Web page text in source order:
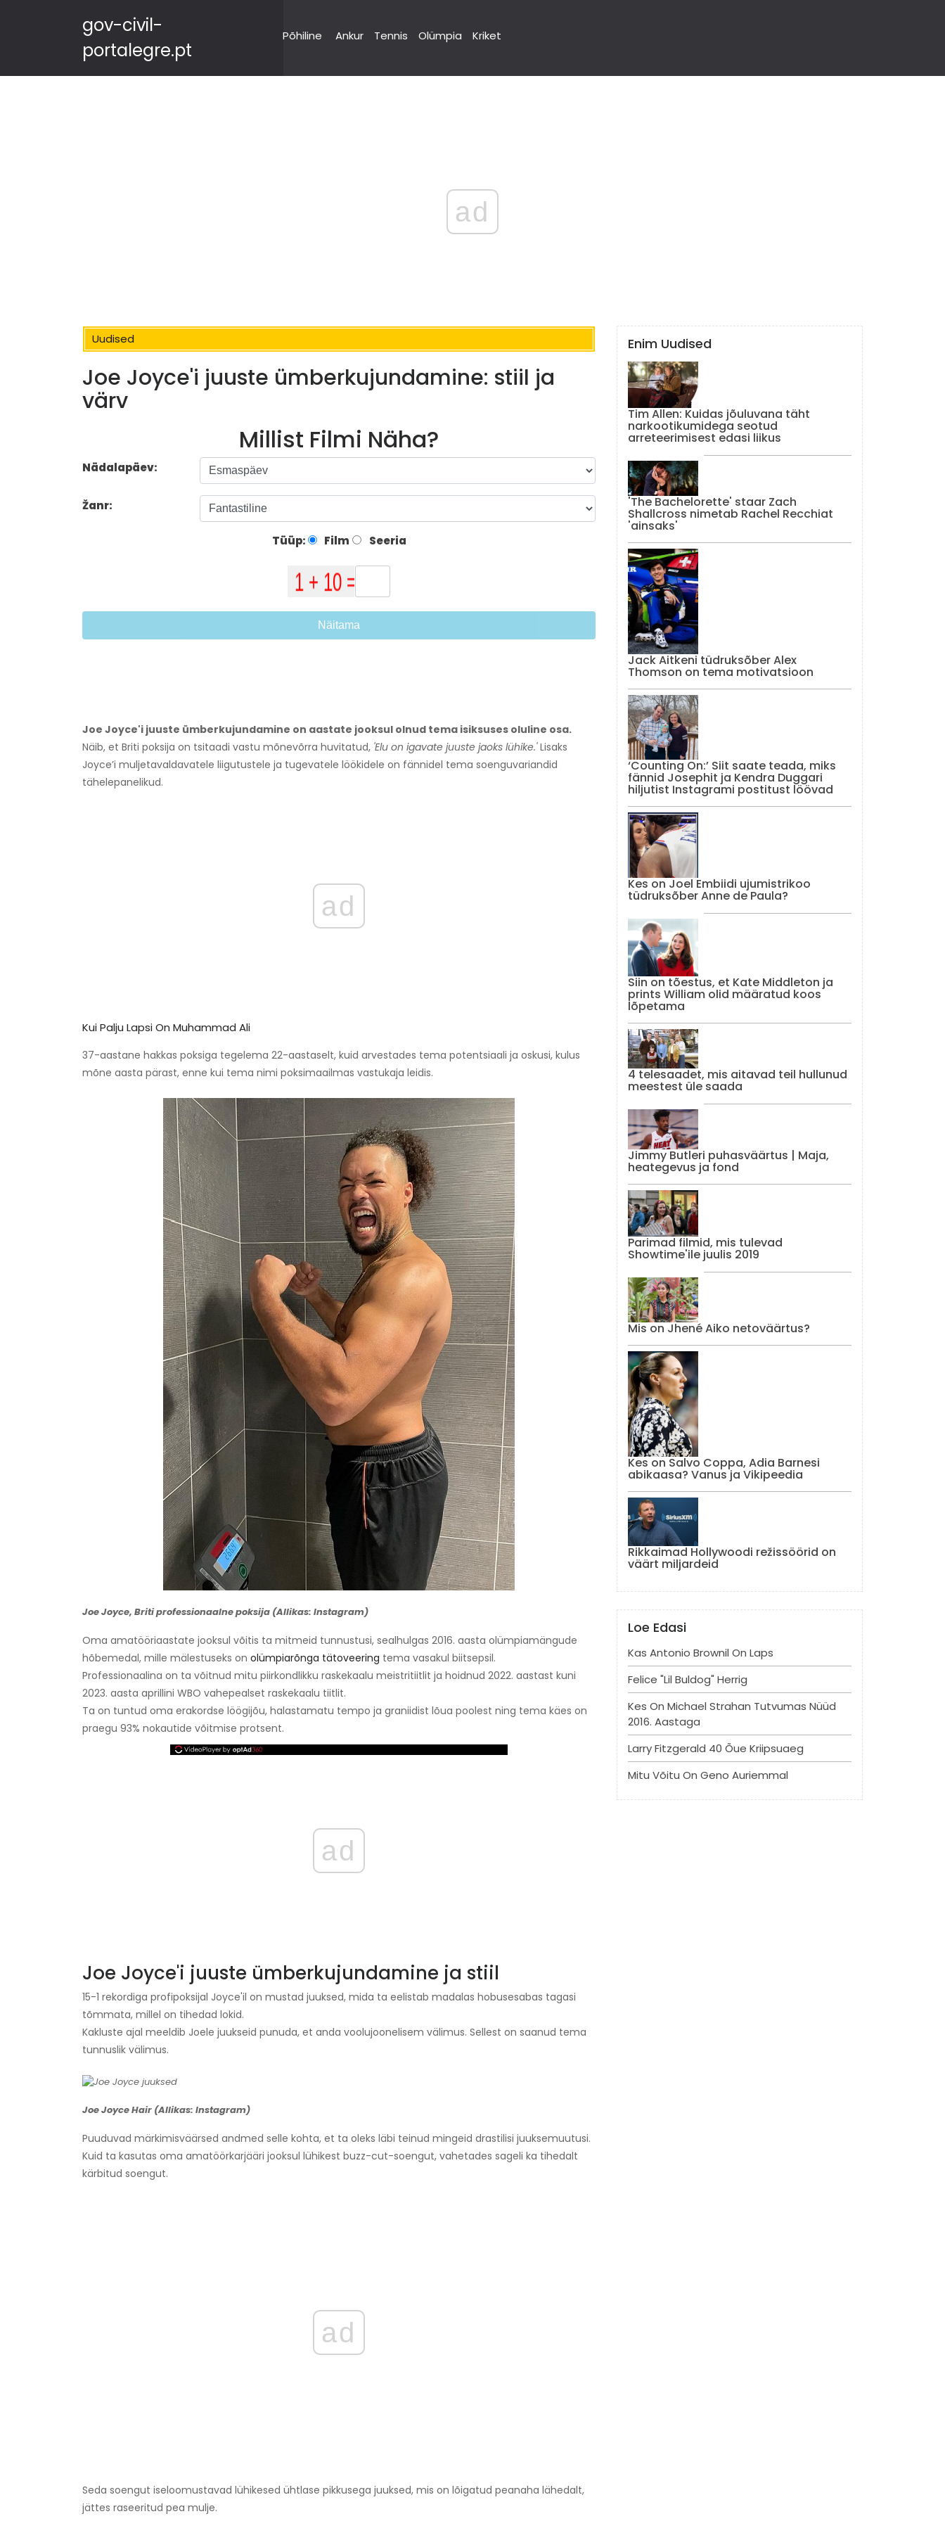
gov-civil-
portalegre.pt
Põhiline Ankur Tennis Olümpia Kriket
ad
Uudised
Joe Joyce'i juuste ümberkujundamine: stiil ja
värv
Millist Filmi Näha?
Nädalapäev:
Žanr:
Tüüp: Film Seeria
Näitama
Joe Joyce'i juuste ümberkujundamine on aastate jooksul olnud tema isiksuses oluline osa.
Näib, et Briti poksija on tsitaadi vastu mõnevõrra huvitatud, 'Elu on igavate juuste jaoks lühike.'Lisaks
Joyce’i muljetavaldavatele liigutustele ja tugevatele löökidele on fännidel tema soenguvariandid
tähelepanelikud.
ad
Kui Palju Lapsi On Muhammad Ali
37-aastane hakkas poksiga tegelema 22-aastaselt, kuid arvestades tema potentsiaali ja oskusi, kulus
mõne aasta pärast, enne kui tema nimi poksimaailmas vastukaja leidis.
Joe Joyce, Briti professionaalne poksija (Allikas: Instagram)
Oma amatööriaastate jooksul võitis ta mitmeid tunnustusi, sealhulgas 2016. aasta olümpiamängude
hõbemedal, mille mälestuseks on olümpiarõnga tätoveering tema vasakul biitsepsil.
Professionaalina on ta võitnud mitu piirkondlikku raskekaalu meistritiitlit ja hoidnud 2022. aastast kuni
2023. aasta aprillini WBO vahepealset raskekaalu tiitlit.
Ta on tuntud oma erakordse löögijõu, halastamatu tempo ja graniidist lõua poolest ning tema käes on
praegu 93% nokautide võitmise protsent.
ad
Joe Joyce'i juuste ümberkujundamine ja stiil
15-1 rekordiga profipoksijal Joyce'il on mustad juuksed, mida ta eelistab madalas hobusesabas tagasi
tõmmata, millel on tihedad lokid.
Kakluste ajal meeldib Joele juukseid punuda, et anda voolujoonelisem välimus. Sellest on saanud tema
tunnuslik välimus.
Joe Joyce Hair (Allikas: Instagram)
Puuduvad märkimisväärsed andmed selle kohta, et ta oleks läbi teinud mingeid drastilisi juuksemuutusi.
Kuid ta kasutas oma amatöörkarjääri jooksul lühikest buzz-cut-soengut, vahetades sageli ka tihedalt
kärbitud soengut.
ad
Seda soengut iseloomustavad lühikesed ühtlase pikkusega juuksed, mis on lõigatud peanaha lähedalt,
jättes raseeritud pea mulje.
Enim Uudised
Tim Allen: Kuidas jõuluvana täht
narkootikumidega seotud
arreteerimisest edasi liikus
'The Bachelorette' staar Zach
Shallcross nimetab Rachel Recchiat
'ainsaks'
Jack Aitkeni tüdruksõber Alex
Thomson on tema motivatsioon
‘Counting On:’ Siit saate teada, miks
fännid Josephit ja Kendra Duggari
hiljutist Instagrami postitust löövad
Kes on Joel Embiidi ujumistrikoo
tüdruksõber Anne de Paula?
Siin on tõestus, et Kate Middleton ja
prints William olid määratud koos
lõpetama
4 telesaadet, mis aitavad teil hullunud
meestest üle saada
Jimmy Butleri puhasväärtus | Maja,
heategevus ja fond
Parimad filmid, mis tulevad
Showtime'ile juulis 2019
Mis on Jhené Aiko netoväärtus?
Kes on Salvo Coppa, Adia Barnesi
abikaasa? Vanus ja Vikipeedia
Rikkaimad Hollywoodi režissöörid on
väärt miljardeid
Loe Edasi
Kas Antonio Brownil On Laps
Felice "lil Buldog" Herrig
Kes On Michael Strahan Tutvumas Nüüd
2016. Aastaga
Larry Fitzgerald 40 Õue Kriipsuaeg
Mitu Võitu On Geno Auriemmal